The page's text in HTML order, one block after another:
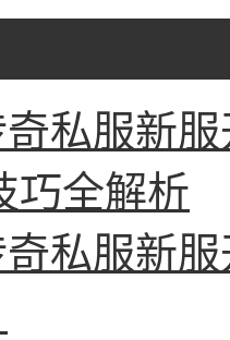
私服新
巧全解析
私服新